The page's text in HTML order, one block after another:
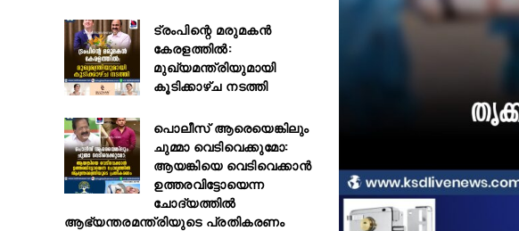
ട്രംപിന്റെ മരുമകൻ
കേരളത്തിൽ:
മുഖ്യമന്ത്രിയുമായി
കൂടിക്കാഴ്ച നടത്തി
പൊലീസ് ആരെയെങ്കിലും
ചുമ്മാ വെടിവെക്കുമോ:
ആയങ്കിയെ വെടിവെക്കാൻ
ഉത്തരവിട്ടോയെന്ന
ചോദ്യത്തിൽ
ആഭ്യന്തരമന്ത്രിയുടെ പ്രതികരണം